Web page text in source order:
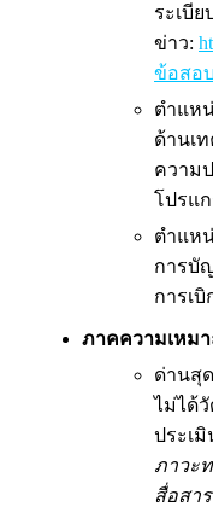
ระเบี
ข่าว:
ข้อสอ
ตำแห
ด้านเ
ความ
โปรแ
ตำแห
การบั
การเ
ภาคความเหม
ด่านสุ
ไม่ได้
ประเมิ
ภาวะ
สื่อสา